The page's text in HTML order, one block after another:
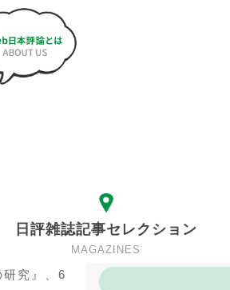
日評雑誌記事セレクション
MAGAZINES
研究』、6